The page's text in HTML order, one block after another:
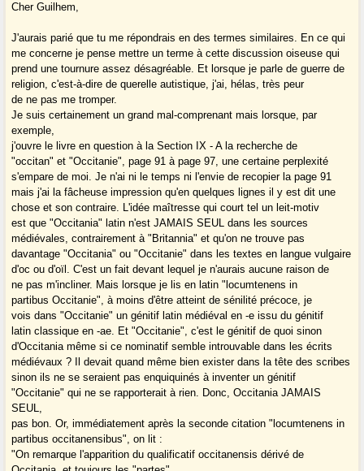
Cher Guilhem,
J'aurais parié que tu me répondrais en des termes similaires. En ce qui
me concerne je pense mettre un terme à cette discussion oiseuse qui
prend une tournure assez désagréable. Et lorsque je parle de guerre de
religion, c'est-à-dire de querelle autistique, j'ai, hélas, très peur
de ne pas me tromper.
Je suis certainement un grand mal-comprenant mais lorsque, par
exemple,
j'ouvre le livre en question à la Section IX - A la recherche de
"occitan" et "Occitanie", page 91 à page 97, une certaine perplexité
s'empare de moi. Je n'ai ni le temps ni l'envie de recopier la page 91
mais j'ai la fâcheuse impression qu'en quelques lignes il y est dit une
chose et son contraire. L'idée maîtresse qui court tel un leit-motiv
est que "Occitania" latin n'est JAMAIS SEUL dans les sources
médiévales, contrairement à "Britannia" et qu'on ne trouve pas
davantage "Occitania" ou "Occitanie" dans les textes en langue vulgaire
d'oc ou d'oïl. C'est un fait devant lequel je n'aurais aucune raison de
ne pas m'incliner. Mais lorsque je lis en latin "locumtenens in
partibus Occitanie", à moins d'être atteint de sénilité précoce, je
vois dans "Occitanie" un génitif latin médiéval en -e issu du génitif
latin classique en -ae. Et "Occitanie", c'est le génitif de quoi sinon
d'Occitania même si ce nominatif semble introuvable dans les écrits
médiévaux ? Il devait quand même bien exister dans la tête des scribes
sinon ils ne se seraient pas enquiquinés à inventer un génitif
"Occitanie" qui ne se rapporterait à rien. Donc, Occitania JAMAIS
SEUL,
pas bon. Or, immédiatement après la seconde citation "locumtenens in
partibus occitanensibus", on lit :
"On remarque l'apparition du qualificatif occitanensis dérivé de